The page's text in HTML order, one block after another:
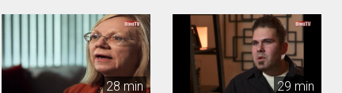
28 min 29 min